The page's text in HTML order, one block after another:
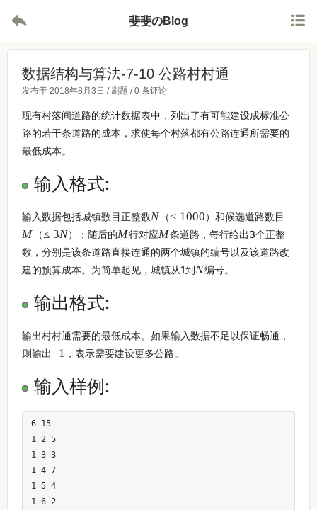
 斐斐のBlog 
数据结构与算法-7-10 公路村村通
发布于 2018年8月3日 / 刷题 /0 条评论
现有村落间道路的统计数据表中，列出了有可能建设成标准公
路的若干条道路的成本，求使每个村落都有公路连通所需要的
最低成本。
输入格式:
输入数据包括城镇数目正整数N （≤ 1000）和候选道路数目
M （≤ 3N ）；随后的M行对应M条道路，每行给出3个正整
数，分别是该条道路直接连通的两个城镇的编号以及该道路改
建的预算成本。为简单起见，城镇从1到N编号。
输出格式:
输出村村通需要的最低成本。如果输入数据不足以保证畅通，
则输出−1 ，表示需要建设更多公路。
输入样例:
6 15
1 2 5
1 3 3
1 4 7
1 5 4
1 6 2